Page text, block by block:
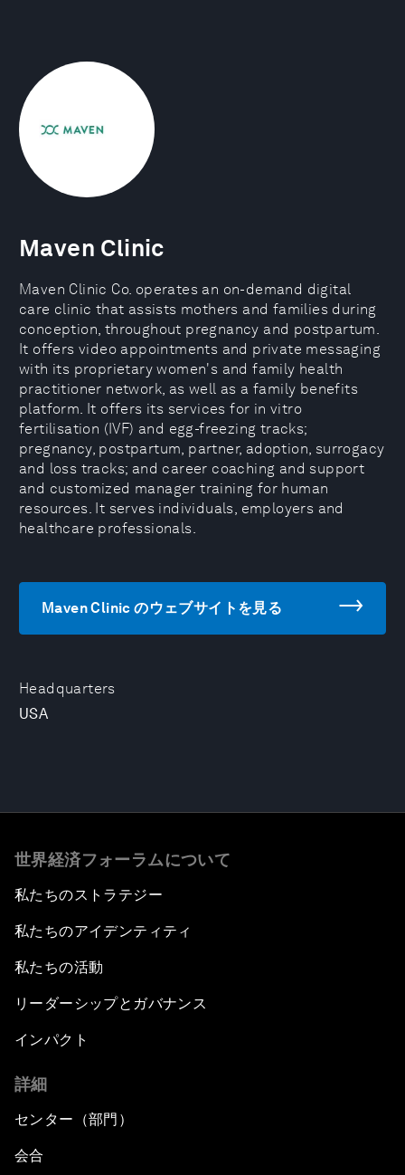
Headquarters
USA
Maven Clinic
Maven Clinic Co. operates an on-demand digital
care clinic that assists mothers and families during
conception, throughout pregnancy and postpartum.
It offers video appointments and private messaging
with its proprietary women's and family health
practitioner network, as well as a family benefits
platform. It offers its services for in vitro
fertilisation (IVF) and egg-freezing tracks;
pregnancy, postpartum, partner, adoption, surrogacy
and loss tracks; and career coaching and support
and customized manager training for human
resources. It serves individuals, employers and
healthcare professionals.
Maven Clinic のウェブサイトを見る
世界経済フォーラムについて
私たちのストラテジー
私たちのアイデンティティ
私たちの活動
リーダーシップとガバナンス
インパクト
詳細
センター（部門）
会合